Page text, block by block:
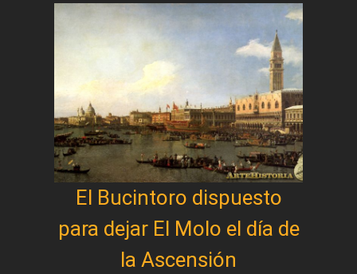
El Bucintoro dispuesto
para dejar El Molo el día de
la Ascensión